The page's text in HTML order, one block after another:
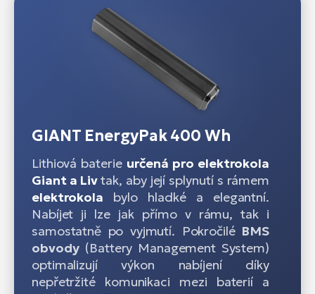
GIANT EnergyPak 400 Wh
Lithiová baterie určená pro elektrokola
Giant a Livtak, aby její splynutí s rámem
elektrokola bylo hladké a elegantní.
Nabíjet ji lze jak přímo v rámu, tak i
samostatně po vyjmutí. PokročiléBMS
obvody(Battery Management System)
optimalizují výkon nabíjení díky
nepřetržité komunikaci mezi baterií a